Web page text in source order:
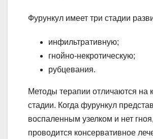
Фурункул имеет три стадии
инфильтративную;
гнойно-некротическую;
рубцевания.
Методы терапии отличаются на
стадии. Когда фурункул
воспаленным узелком и нет гноя,
проводится консервативное